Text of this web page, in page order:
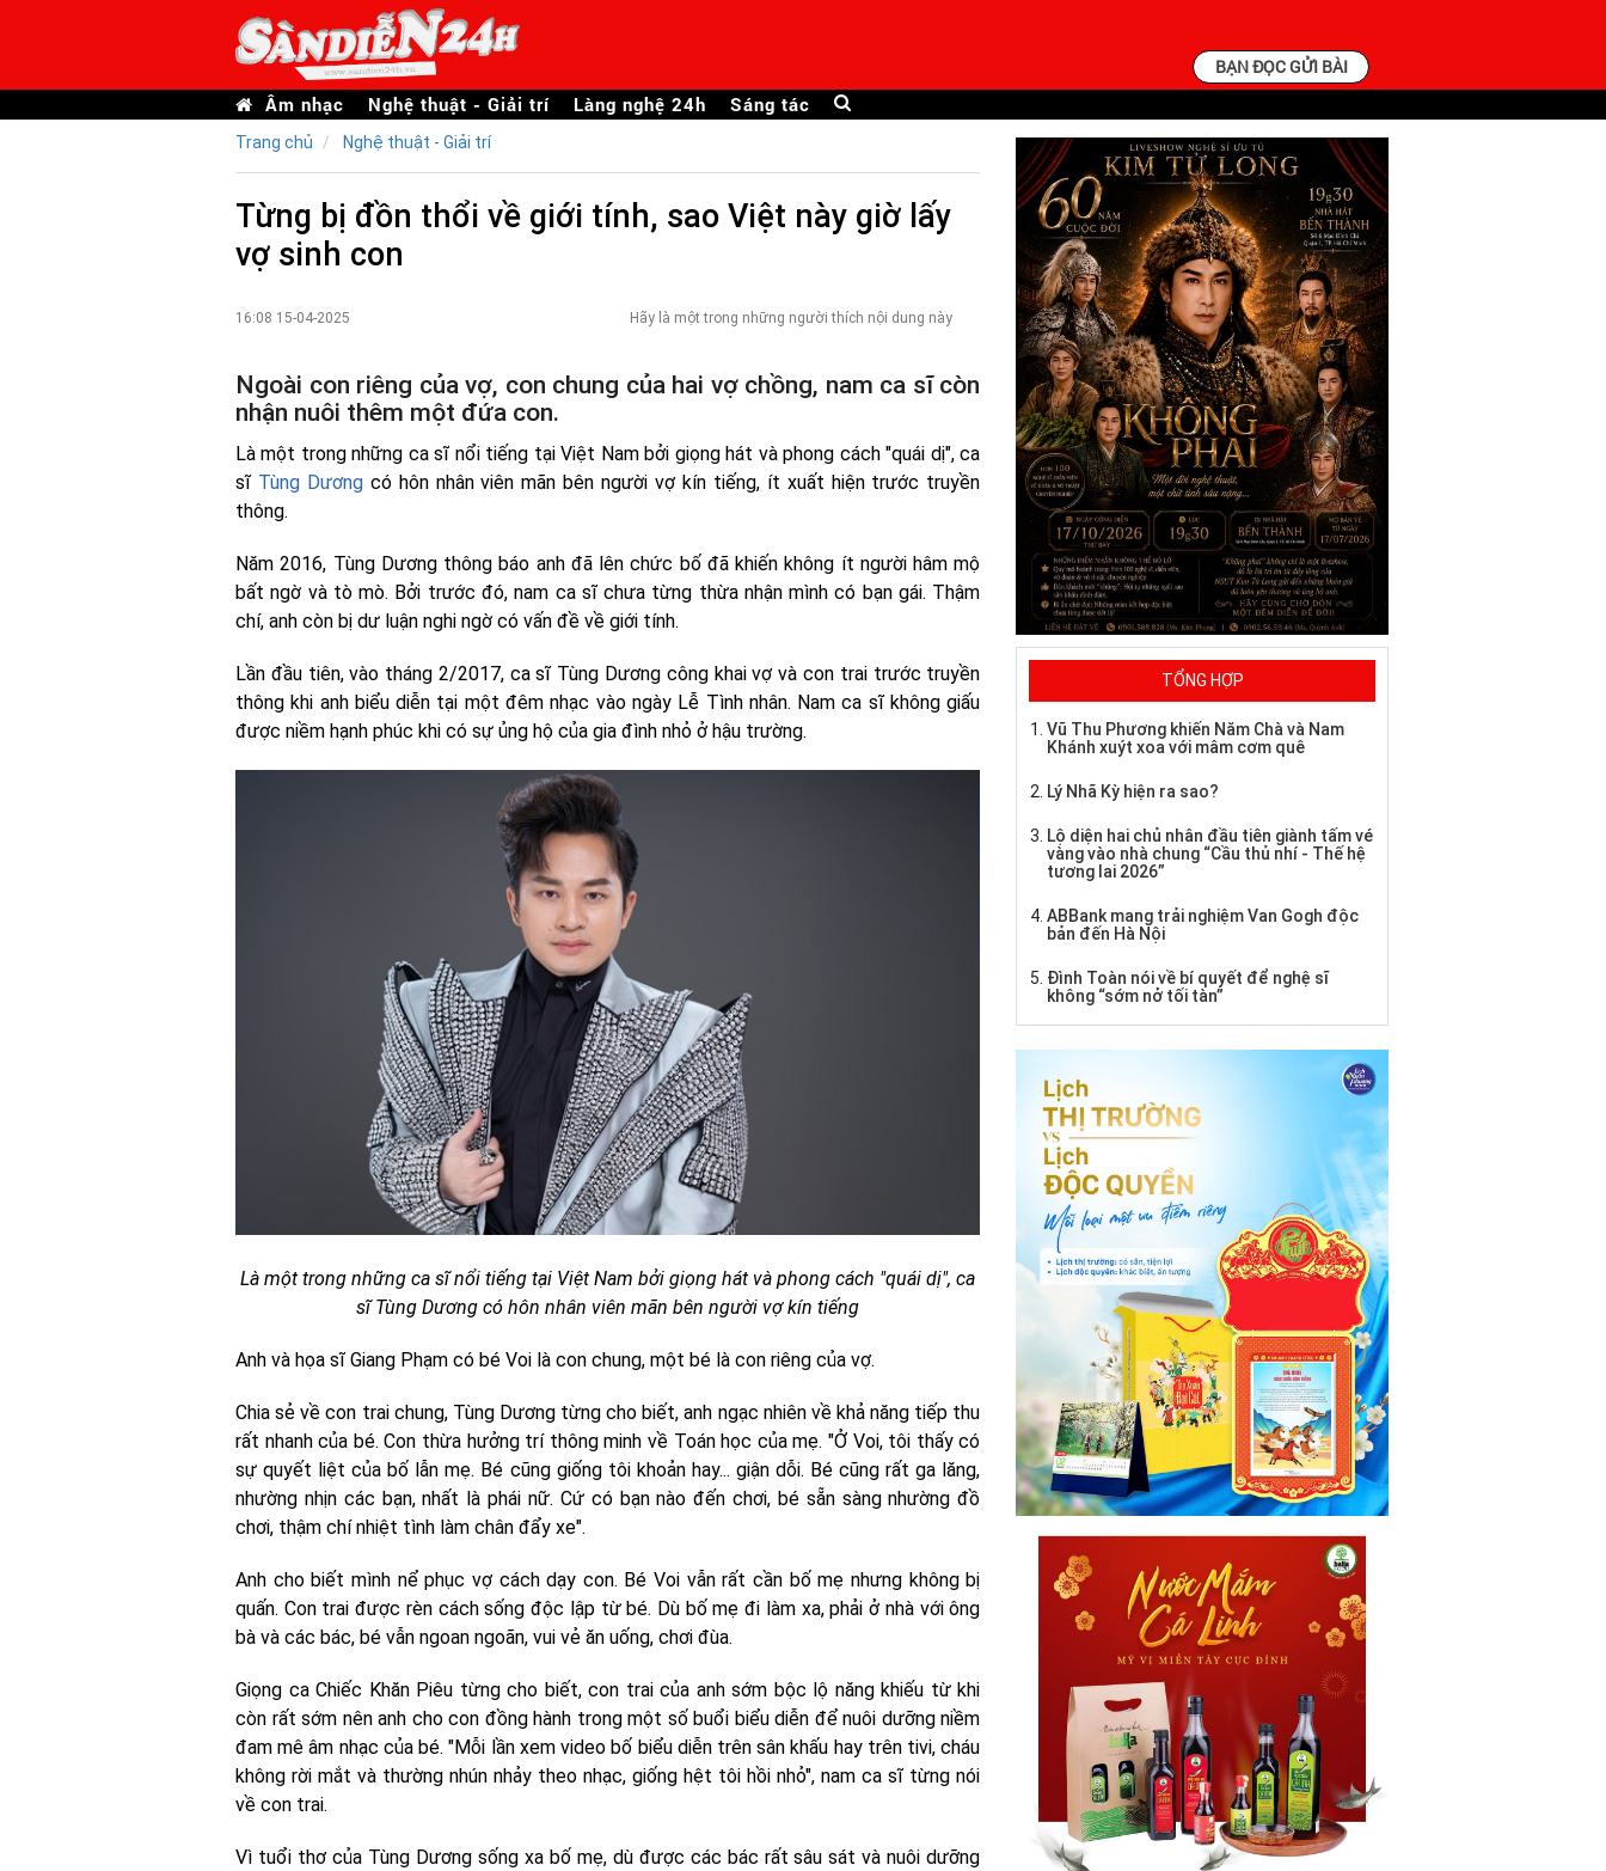
BẠN ĐỌC GỬI BÀI
Âm nhạc Nghệ thuật - Giải trí Làng nghệ 24h Sáng tác
Trang chủ Nghệ thuật - Giải trí
Từng bị đồn thổi về giới tính, sao Việt này giờ lấy
vợ sinh con
16:08 15-04-2025 Hãy là một trong những người thích nội dung này
Ngoài con riêng của vợ, con chung của hai vợ chồng, nam ca sĩ còn
nhận nuôi thêm một đứa con.
Là một trong những ca sĩ nổi tiếng tại Việt Nam bởi giọng hát và phong cách "quái dị", ca
sĩ Tùng Dươngcó hôn nhân viên mãn bên người vợ kín tiếng, ít xuất hiện trước truyền
thông.
Năm 2016, Tùng Dương thông báo anh đã lên chức bố đã khiến không ít người hâm mộ
bất ngờ và tò mò. Bởi trước đó, nam ca sĩ chưa từng thừa nhận mình có bạn gái. Thậm
chí, anh còn bị dư luận nghi ngờ có vấn đề về giới tính.
Lần đầu tiên, vào tháng 2/2017, ca sĩ Tùng Dương công khai vợ và con trai trước truyền
thông khi anh biểu diễn tại một đêm nhạc vào ngày Lễ Tình nhân. Nam ca sĩ không giấu
được niềm hạnh phúc khi có sự ủng hộ của gia đình nhỏ ở hậu trường.
Là một trong những ca sĩ nổi tiếng tại Việt Nam bởi giọng hát và phong cách "quái dị", ca
sĩ Tùng Dương có hôn nhân viên mãn bên người vợ kín tiếng
Anh và họa sĩ Giang Phạm có bé Voi là con chung, một bé là con riêng của vợ.
Chia sẻ về con trai chung, Tùng Dương từng cho biết, anh ngạc nhiên về khả năng tiếp thu
rất nhanh của bé. Con thừa hưởng trí thông minh về Toán học của mẹ. "Ở Voi, tôi thấy có
sự quyết liệt của bố lẫn mẹ. Bé cũng giống tôi khoản hay... giận dỗi. Bé cũng rất ga lăng,
nhường nhịn các bạn, nhất là phái nữ. Cứ có bạn nào đến chơi, bé sẵn sàng nhường đồ
chơi, thậm chí nhiệt tình làm chân đẩy xe".
Anh cho biết mình nể phục vợ cách dạy con. Bé Voi vẫn rất cần bố mẹ nhưng không bị
quấn. Con trai được rèn cách sống độc lập từ bé. Dù bố mẹ đi làm xa, phải ở nhà với ông
bà và các bác, bé vẫn ngoan ngoãn, vui vẻ ăn uống, chơi đùa.
Giọng ca Chiếc Khăn Piêu từng cho biết, con trai của anh sớm bộc lộ năng khiếu từ khi
còn rất sớm nên anh cho con đồng hành trong một số buổi biểu diễn để nuôi dưỡng niềm
đam mê âm nhạc của bé. "Mỗi lần xem video bố biểu diễn trên sân khấu hay trên tivi, cháu
không rời mắt và thường nhún nhảy theo nhạc, giống hệt tôi hồi nhỏ", nam ca sĩ từng nói
về con trai.
Vì tuổi thơ của Tùng Dương sống xa bố mẹ, dù được các bác rất sâu sát và nuôi dưỡng
TỔNG HỢP
Vũ Thu Phương khiến Năm Chà và Nam
Khánh xuýt xoa với mâm cơm quê
Lý Nhã Kỳ hiện ra sao?
Lộ diện hai chủ nhân đầu tiên giành tấm vé
vàng vào nhà chung “Cầu thủ nhí - Thế hệ
tương lai 2026”
ABBank mang trải nghiệm Van Gogh độc
bản đến Hà Nội
Đình Toàn nói về bí quyết để nghệ sĩ
không “sớm nở tối tàn”